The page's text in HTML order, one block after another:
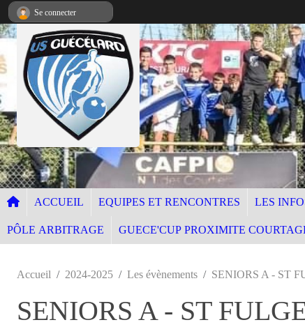
ACCUEIL EQUIPES ET RENCONTRES LES
PÔLE ARBITRAGE GUECE'CUP PROXIMITE
Accueil 2024-2025 Les évènements SENIORS A - ST
SENIORS A - ST
Se connecter
Panneau de gestion des cookies